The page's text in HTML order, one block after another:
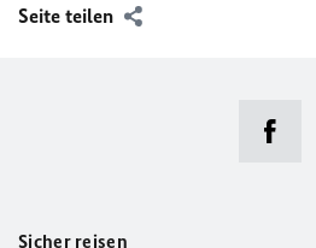
Seite teilen
Sicher reisen